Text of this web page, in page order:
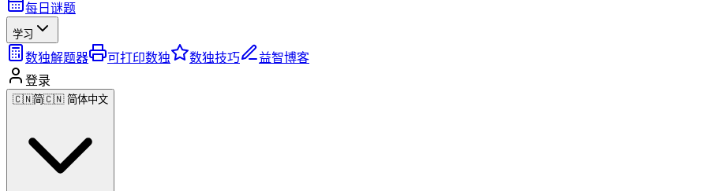
每日谜题
学习
数独解题器 可打印数独 数独技巧
益智博客
登录
🇨🇳简🇨🇳 简体中文